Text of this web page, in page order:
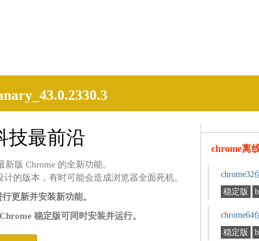
技最前沿
新版 Chrome 的全新功能。
的版本，有时可能会造成浏览器全面死机。
更新并安装新功能。
稳定版可同时安装并运行。
chrome离
chrome32
稳定版
chrome64
稳定版